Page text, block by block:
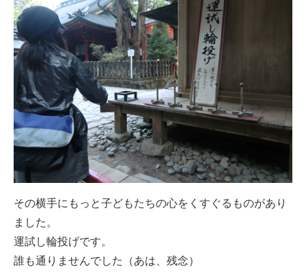
その横手にもっと子どもたちの心をくすぐるものがあり
ました。
運試し輪投げです。
誰も通りませんでした（あは、残念）